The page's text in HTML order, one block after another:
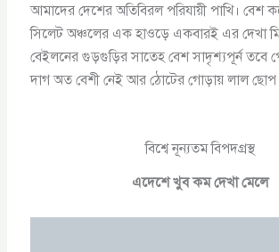
আমাদের দেশের অতিবিরল পরিযায়ী পাখি।
সিলেট অঞ্চলের এক হাওড়ে একবারই এর দেখা
বেইলনের গুড়গুড়ির সাতেহ বেশ সাদৃশ্যপূর্ন তবে
দাগ অত বেশী নেই আর ঠোটের গোড়ায় লাল ছোপ
বিশ্বে নূন্যতম বিপদগ্রস্থ
এদেশে খুব কম দেখা মেলে